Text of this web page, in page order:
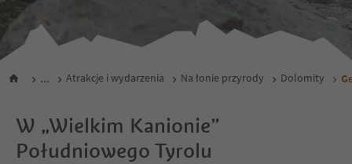
... Atrakcje i wydarzenia Na łonie przyrody Dolomity
W „Wielkim Kanionie”
Południowego Tyrolu